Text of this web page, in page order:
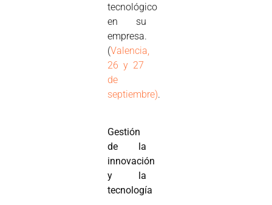
tecnológico
en su
empresa.
(Valencia,
26 y 27
de
septiembre).
Gestión
de la
innovación
y la
tecnología